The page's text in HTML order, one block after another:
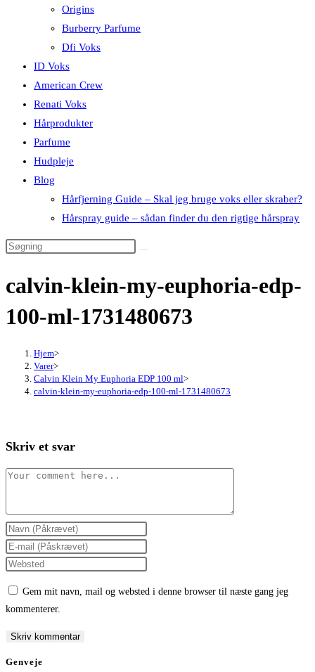
Origins
Burberry Parfume
Dfi Voks
ID Voks
American Crew
Renati Voks
Hårprodukter
Parfume
Hudpleje
Blog
Hårfjerning Guide – Skal jeg bruge voks eller skraber?
Hårspray guide – sådan finder du den rigtige hårspray
calvin-klein-my-euphoria-edp-
100-ml-1731480673
Hjem>
Varer>
Calvin Klein My Euphoria EDP 100 ml>
calvin-klein-my-euphoria-edp-100-ml-1731480673
Skriv et svar
Comment
Enter
your
name
comment
Enter
your
comment
Enter
(optional)
Gem mit navn, mail og websted i denne browser til næste gang jeg
kommenterer.
Genveje